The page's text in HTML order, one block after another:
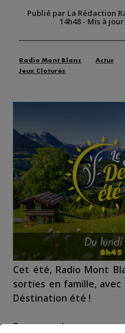
Publié par La Rédaction
14h48- Mis à jour
Radio Mont Blanc Actus
Jeux Cloturés
Cet été, Radio Mont
sorties en famille, avec
Déstination été !
Deux rendez-vous